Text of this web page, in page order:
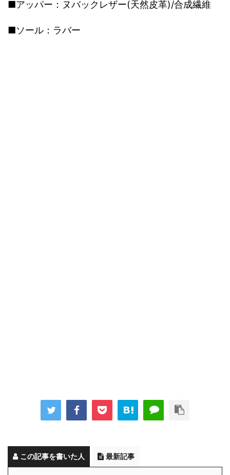
■アッパー：ヌバックレザー(天然皮革)/合成繊維
■ソール：ラバー
この記事を書いた人 最新記事